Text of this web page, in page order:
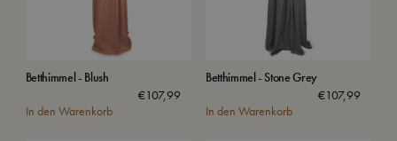
Betthimmel - Blush
€107,99
In den Warenkorb
Betthimmel - Stone Grey
€107,99
In den Warenkorb